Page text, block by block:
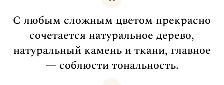
С любым сложным цветом прекрасно
сочетается натуральное дерево,
натуральный камень и ткани, главное
— соблюсти тональность.